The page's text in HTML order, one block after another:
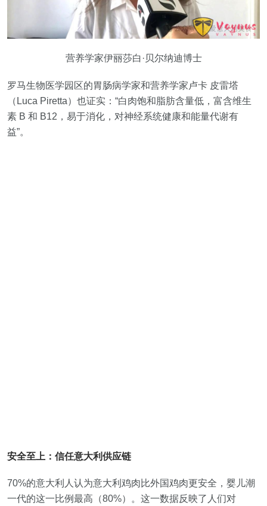
营养学家伊丽莎白·贝尔纳迪博士
罗马生物医学园区的胃肠病学家和营养学家卢卡 皮雷塔
（Luca Piretta）也证实：“白肉饱和脂肪含量低，富含维生
素 B 和 B12，易于消化，对神经系统健康和能量代谢有
益”。
安全至上：信任意大利供应链
70%的意大利人认为意大利鸡肉比外国鸡肉更安全，婴儿潮
一代的这一比例最高（80%）。这一数据反映了人们对